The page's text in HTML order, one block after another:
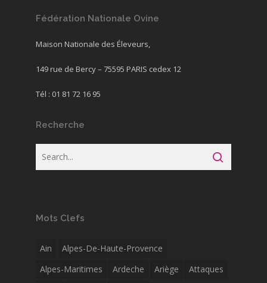
Fédération Nationale Ovine
Maison Nationale des Éleveurs,
149 rue de Bercy – 75595 PARIS cedex 12
Tél : 01 81 72 16 95
Recherche
Mots Clefs
Ain
Alpes-De-Haute-Provence
Alpes-Maritimes
Ardeche Ariège
Attaques